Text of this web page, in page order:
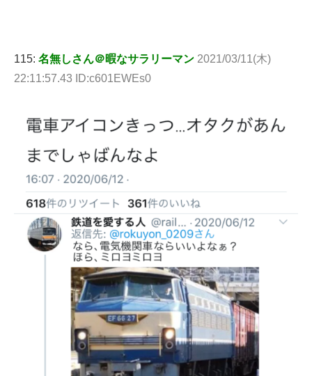
115: 名無しさん＠暇なサラリーマン 2021/03/11(木)
22:11:57.43 ID:c601EWEs0